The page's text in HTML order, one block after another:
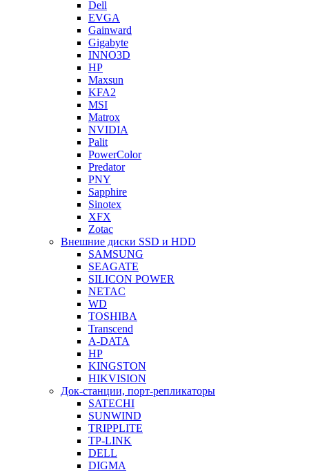
Dell
EVGA
Gainward
Gigabyte
INNO3D
HP
Maxsun
KFA2
MSI
Matrox
NVIDIA
Palit
PowerColor
Predator
PNY
Sapphire
Sinotex
XFX
Zotac
Внешние диски SSD и HDD
SAMSUNG
SEAGATE
SILICON POWER
NETAC
WD
TOSHIBA
Transcend
A-DATA
HP
KINGSTON
HIKVISION
Док-станции, порт-репликаторы
SATECHI
SUNWIND
TRIPPLITE
TP-LINK
DELL
DIGMA